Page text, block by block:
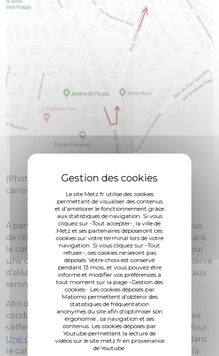
Le site Metz.fr utilise des cookies
permettant de visualiser des contenus
et d'améliorer le fonctionnement grâce
aux statistiques de navigation. Si vous
cliquez sur -Tout accepter-, la ville de
Metz et ses partenaires déposeront ces
cookies sur votre terminal lors de votre
navigation. Si vous cliquez sur -Tout
refuser-, ces cookies ne seront pas
déposés. Votre choix est conservé
pendant 13 mois, et vous pouvez être
informé et modifier vos préférences à
tout moment sur la page -Gestion des
cookies-. Les cookies déposés par
Matomo permettent d'obtenir des
statistiques de fréquentation
anonymes du site afin d'optimiser son
ergonomie , sa navigation et ses
contenus. Les cookies déposés par
Youtube permettent la lecture de
vidéos sur le site metz.fr en provenance
de Youtube.
(Photo 1 de 1) Déviation pour les travaux dans le
carrefour giratoire de la rue Joseph Hénot
À partir du 22 juillet, UEM entreprend des travaux
de rénovation du réseau de chauffage urbain dans
le carrefour giratoire de la rue Joseph Hénot, pour
une durée prévisionnelle de 4 semaines sous réserve
d’aléas techniques et météorologiques. Les travaux
seront réalisés par l’entreprise Aggeris.
Afin de réaliser les travaux dans les meilleures
conditions de sécurité, la circulation des véhicules
s’effectuera sur chaussée rétrécie dans le carrefour.
Une déviationorientant les véhicules engagés dans
le carrefour vers la rue Joseph Hénot, puis vers la